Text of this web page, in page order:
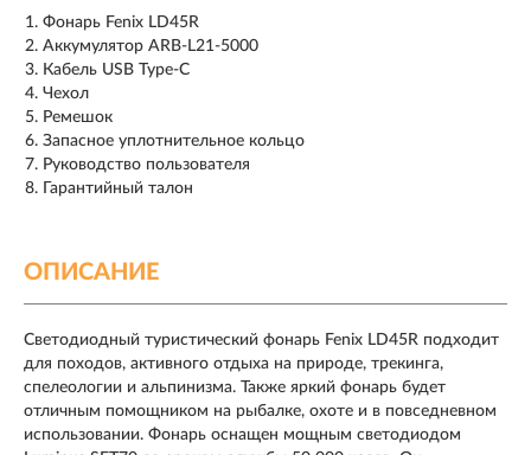
Фонарь Fenix LD45R
Аккумулятор ARB-L21-5000
Кабель USB Type-C
Чехол
Ремешок
Запасное уплотнительное кольцо
Руководство пользователя
Гарантийный талон
ОПИСАНИЕ
Светодиодный туристический фонарь Fenix LD45R подходит
для походов, активного отдыха на природе, трекинга,
спелеологии и альпинизма. Также яркий фонарь будет
отличным помощником на рыбалке, охоте и в повседневном
использовании. Фонарь оснащен мощным светодиодом